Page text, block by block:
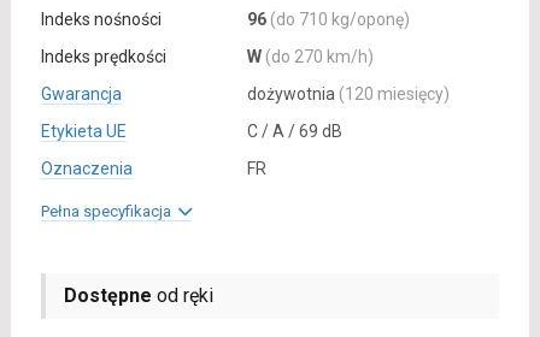
Indeks nośności
96 (do 710 kg/oponę)
Indeks prędkości
W (do 270 km/h)
Gwarancja
dożywotnia (120 miesięcy)
Etykieta UE
C / A / 69 dB
Oznaczenia
FR
Pełna specyfikacja
Dostępne od ręki